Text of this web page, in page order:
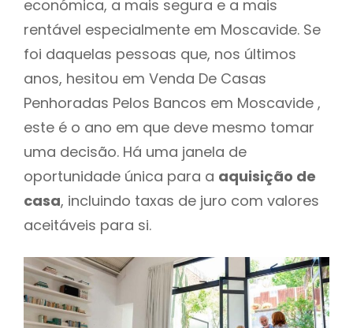
económica, a mais segura e a mais
rentável especialmente em Moscavide. Se
foi daquelas pessoas que, nos últimos
anos, hesitou em Venda De Casas
Penhoradas Pelos Bancos em Moscavide ,
este é o ano em que deve mesmo tomar
uma decisão. Há uma janela de
oportunidade única para a aquisição de
casa, incluindo taxas de juro com valores
aceitáveis para si.